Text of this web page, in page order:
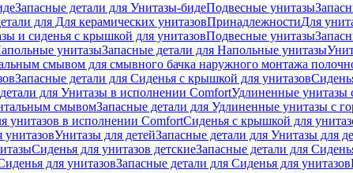
Запасные детали для Унитазы-бидеПодвесные унитазы
для Для керамических унитазовПринадлежностиДля
и сиденья с крышкой для унитазовПодвесные унитазы
унитазыЗапасные детали для Напольные унитазы
смывом для смывного бачка наружного монтажа
Запасные детали для Сиденья с крышкой для унитазов
для Унитазы в исполнении ComfortУдлиненные унитазы
смывомЗапасные детали для Удлиненные унитазы с
унитазов в исполнении ComfortСиденья с крышкой для
унитазовУнитазы для детейЗапасные детали для Унитазы для
Сиденья для унитазов детскиеЗапасные детали для
для унитазовЗапасные детали для Сиденья для унитазов